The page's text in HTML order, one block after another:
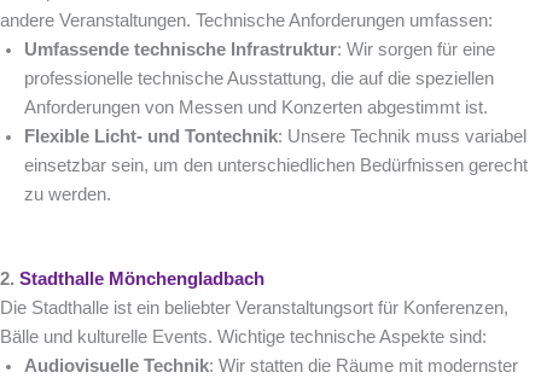
andere Veranstaltungen. Technische Anforderungen umfassen:
Umfassende technische Infrastruktur: Wir sorgen für eine
professionelle technische Ausstattung, die auf die speziellen
Anforderungen von Messen und Konzerten abgestimmt ist.
Flexible Licht- und Tontechnik: Unsere Technik muss variabel
einsetzbar sein, um den unterschiedlichen Bedürfnissen gerecht
zu werden.
2. Stadthalle Mönchengladbach
Die Stadthalle ist ein beliebter Veranstaltungsort für Konferenzen,
Bälle und kulturelle Events. Wichtige technische Aspekte sind:
Audiovisuelle Technik: Wir statten die Räume mit modernster